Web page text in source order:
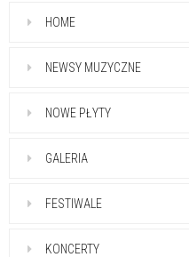
HOME
NEWSY MUZYCZNE
NOWE PŁYTY
GALERIA
FESTIWALE
KONCERTY